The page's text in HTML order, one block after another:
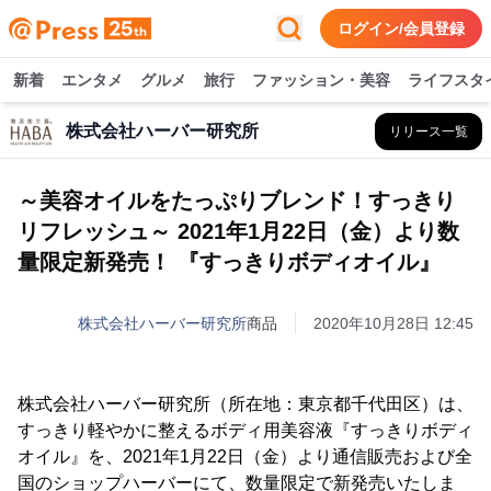
ログイン/会員登録
新着 エンタメ グルメ 旅行 ファッション・美容 ライフスタ
株式会社ハーバー研究所 リリース一覧
～美容オイルをたっぷりブレンド！すっきり
リフレッシュ～ 2021年1月22日（金）より数
量限定新発売！ 『すっきりボディオイル』
株式会社ハーバー研究所商品 2020年10月28日 12:45
株式会社ハーバー研究所（所在地：東京都千代田区）は、
すっきり軽やかに整えるボディ用美容液『すっきりボディ
オイル』を、2021年1月22日（金）より通信販売および全
国のショップハーバーにて、数量限定で新発売いたしま